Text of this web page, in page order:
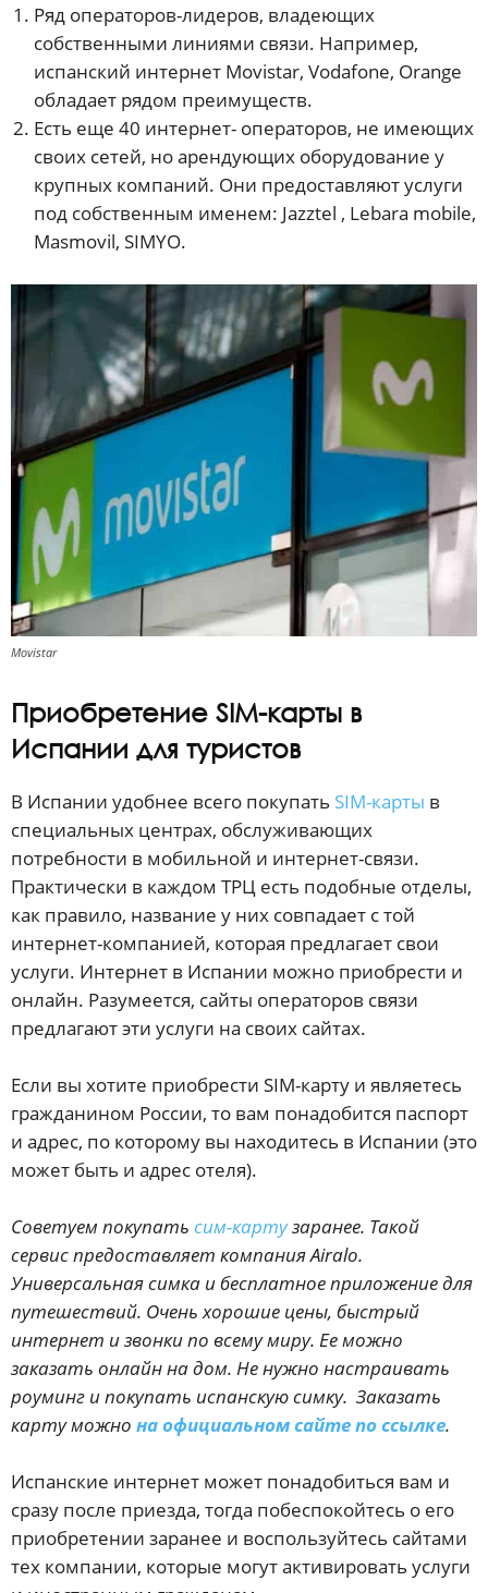
Ряд операторов-лидеров, владеющих
собственными линиями связи. Например,
испанский интернет Movistar, Vodafone, Orange
обладает рядом преимуществ.
Есть еще 40 интернет- операторов, не имеющих
своих сетей, но арендующих оборудование у
крупных компаний. Они предоставляют услуги
под собственным именем: Jazztel , Lebara mobile,
Masmovil, SIMYO.
Movistar
Приобретение SIM-карты в
Испании для туристов
В Испании удобнее всего покупать SIM-карты в
специальных центрах, обслуживающих
потребности в мобильной и интернет-связи.
Практически в каждом ТРЦ есть подобные отделы,
как правило, название у них совпадает с той
интернет-компанией, которая предлагает свои
услуги. Интернет в Испании можно приобрести и
онлайн. Разумеется, сайты операторов связи
предлагают эти услуги на своих сайтах.
Если вы хотите приобрести SIM-карту и являетесь
гражданином России, то вам понадобится паспорт
и адрес, по которому вы находитесь в Испании (это
может быть и адрес отеля).
Советуем покупать сим-картузаранее. Такой
сервис предоставляет компания Airalo.
Универсальная симка и бесплатное приложение для
путешествий. Очень хорошие цены, быстрый
интернет и звонки по всему миру. Ее можно
заказать онлайн на дом. Не нужно настраивать
роуминг и покупать испанскую симку. Заказать
карту можно на официальном сайте по ссылке.
Испанские интернет может понадобиться вам и
сразу после приезда, тогда побеспокойтесь о его
приобретении заранее и воспользуйтесь сайтами
тех компании, которые могут активировать услуги